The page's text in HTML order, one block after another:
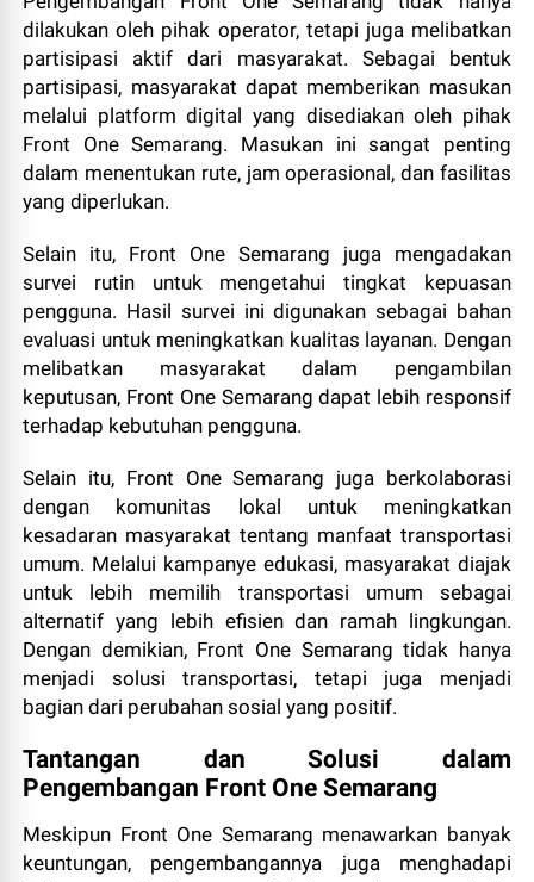
dilakukan oleh pihak operator, tetapi juga melibatkan
partisipasi aktif dari masyarakat. Sebagai bentuk
partisipasi, masyarakat dapat memberikan masukan
melalui platform digital yang disediakan oleh pihak
Front One Semarang. Masukan ini sangat penting
dalam menentukan rute, jam operasional, dan fasilitas
yang diperlukan.
Selain itu, Front One Semarang juga mengadakan
survei rutin untuk mengetahui tingkat kepuasan
pengguna. Hasil survei ini digunakan sebagai bahan
evaluasi untuk meningkatkan kualitas layanan. Dengan
melibatkan masyarakat dalam pengambilan
keputusan, Front One Semarang dapat lebih responsif
terhadap kebutuhan pengguna.
Selain itu, Front One Semarang juga berkolaborasi
dengan komunitas lokal untuk meningkatkan
kesadaran masyarakat tentang manfaat transportasi
umum. Melalui kampanye edukasi, masyarakat diajak
untuk lebih memilih transportasi umum sebagai
alternatif yang lebih efisien dan ramah lingkungan.
Dengan demikian, Front One Semarang tidak hanya
menjadi solusi transportasi, tetapi juga menjadi
bagian dari perubahan sosial yang positif.
Tantangan dan Solusi dalam
Pengembangan Front One Semarang
Meskipun Front One Semarang menawarkan banyak
keuntungan, pengembangannya juga menghadapi